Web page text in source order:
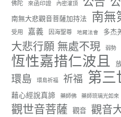
分享
世界佛教正心會
June 22, 2026, 10:11 AM
[世界佛教正心會 新聞報導]
正心會行善列車開向花蓮基隆
孤！
#正心會
佛陀 來函印證 內密灌頂
南無大悲觀音菩薩加持法 南無
受用 嘉義 因海聖尊 地藏法會 多杰
大悲行願 無處不現 弱勢
恆性嘉措仁波且
環島 環島祈福 祈福 第三
藉心經說真諦 藥師佛 藥師琉璃光如來
觀世音菩薩 觀音 觀音